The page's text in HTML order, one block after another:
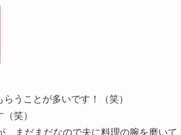
うことが多いです！（笑）
笑）
まだまだなので夫に料理の腕を磨いて